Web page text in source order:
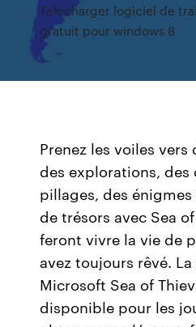
Telecharger logiciel de
gratuit pour windows 8
Prenez les voiles vers
des explorations, des
pillages, des
de trésors avec Sea
feront vivre la vie de
avez toujours rêvé.
Microsoft Sea of
disponible pour les